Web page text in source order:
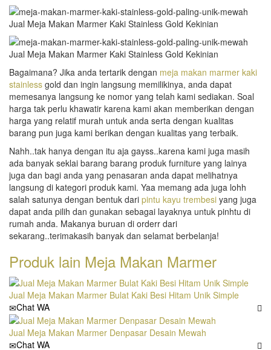
Bagaimana? Jika anda tertarik dengan meja makan marmer kaki
stainless gold dan ingin langsung memilikinya, anda dapat
memesanya langsung ke nomor yang telah kami sediakan. Soal
harga tak perlu khawatir karena kami akan memberikan dengan
harga yang relatif murah untuk anda serta dengan kualitas
barang pun juga kami berikan dengan kualitas yang terbaik.
Nahh..tak hanya dengan itu aja gayss..karena kami juga masih
ada banyak seklai barang barang produk furniture yang lainya
juga dan bagi anda yang penasaran anda dapat melihatnya
langsung di kategori produk kami. Yaa memang ada juga lohh
salah satunya dengan bentuk dari pintu kayu trembesi yang juga
dapat anda pilih dan gunakan sebagai layaknya untuk pinhtu di
rumah anda. Makanya buruan di orderr dari
sekarang..terimakasih banyak dan selamat berbelanja!
Produk lain Meja Makan Marmer
Jual Meja Makan Marmer Bulat Kaki Besi Hitam Unik Simple
Chat WA
Jual Meja Makan Marmer Denpasar Desain Mewah
Chat WA